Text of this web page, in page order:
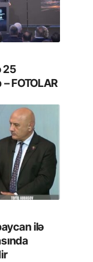
25
FOTOLAR
ilə